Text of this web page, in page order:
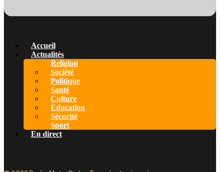
Accueil
Actualités
Religion
Société
Politique
Santé
Culture
Éducation
Sécurité
Sport
En direct